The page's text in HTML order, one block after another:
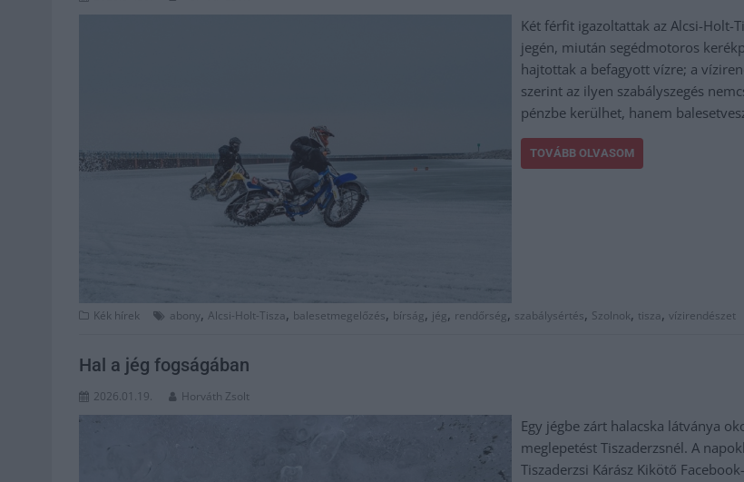
Két férfit igazoltattak az Alcsi-Holt-
jegén, miután segédmotoros
hajtottak a befagyott vízre; a
szerint az ilyen szabályszegés
pénzbe kerülhet, hanem
TOVÁBB OLVASOM
Kék hírek abony, Alcsi-Holt-Tisza, balesetmegelőzés, bírság, jég, rendőrség, szabálysértés, Szolnok, tisza, vízirendészet
Hal a jég fogságában
2026.01.19. Horváth Zsolt
Egy jégbe zárt halacska látványa
meglepetést Tiszaderzsnél. A
Tiszaderzsi Kárász Kikötő